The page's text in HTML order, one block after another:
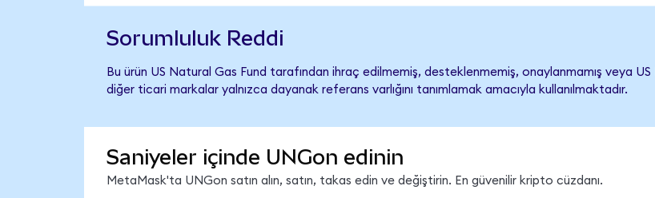
Sorumluluk Reddi
Bu ürün US Natural Gas Fund tarafından ihraç edilmemiş, desteklenmemiş, onaylanmamış veya
diğer ticari markalar yalnızca dayanak referans varlığını tanımlamak amacıyla kullanılmaktadır.
Saniyeler içinde UNGon edinin
MetaMask'ta UNGon satın alın, satın, takas edin ve değiştirin. En güvenilir kripto cüzdanı.